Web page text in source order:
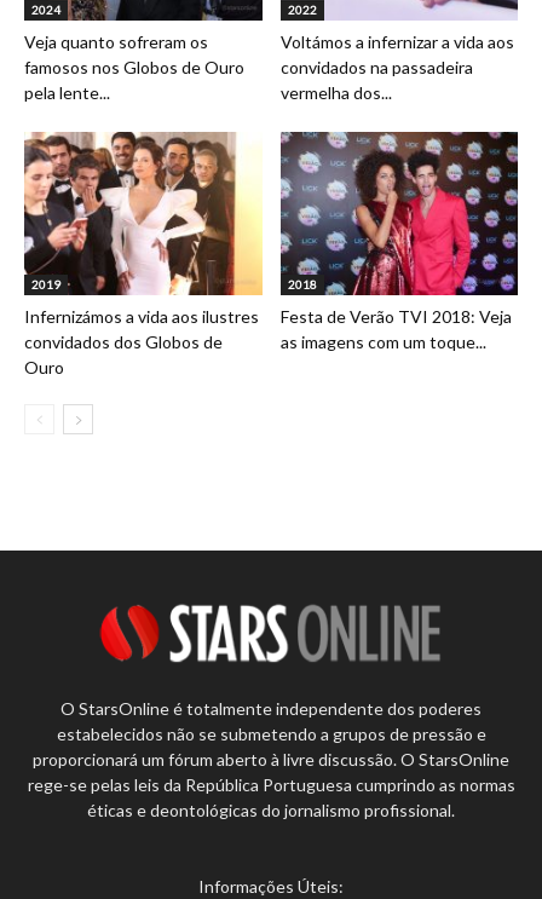
2024
Veja quanto sofreram os
famosos nos Globos de Ouro
pela lente...
2022
Voltámos a infernizar a vida aos
convidados na passadeira
vermelha dos...
2019
Infernizámos a vida aos ilustres
convidados dos Globos de
Ouro
2018
Festa de Verão TVI 2018: Veja
as imagens com um toque...
O StarsOnline é totalmente independente dos poderes
estabelecidos não se submetendo a grupos de pressão e
proporcionará um fórum aberto à livre discussão. O StarsOnline
rege-se pelas leis da República Portuguesa cumprindo as normas
éticas e deontológicas do jornalismo profissional.
Informações Úteis: